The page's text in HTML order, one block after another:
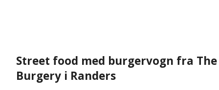
Street food med burgervogn fra The
Burgery i Randers